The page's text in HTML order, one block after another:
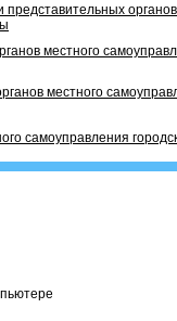
представительных
местного
местного
самоуправления